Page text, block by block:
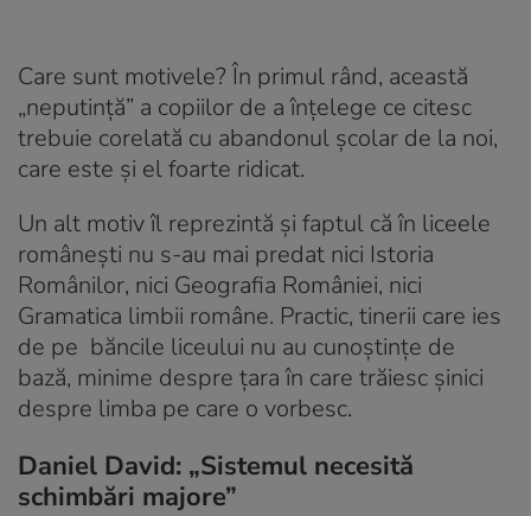
Care sunt motivele? În primul rând, această
„neputință” a copiilor de a înțelege ce citesc
trebuie corelată cu abandonul școlar de la noi,
care este și el foarte ridicat.
Un alt motiv îl reprezintă și faptul că în liceele
românești nu s-au mai predat nici Istoria
Românilor, nici Geografia României, nici
Gramatica limbii române. Practic, tinerii care ies
de pe băncile liceului nu au cunoștințe de
bază, minime despre țara în care trăiesc șinici
despre limba pe care o vorbesc.
Daniel David: „Sistemul necesită
schimbări majore”